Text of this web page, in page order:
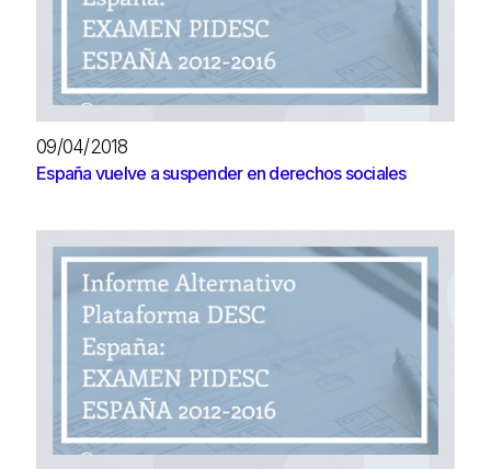
09/04/2018
España vuelve a suspender en derechos sociales